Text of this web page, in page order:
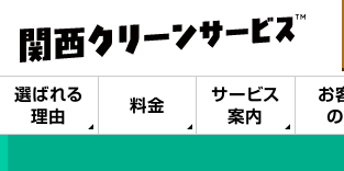
選ばれる
理由
料金
サービス
案内
お